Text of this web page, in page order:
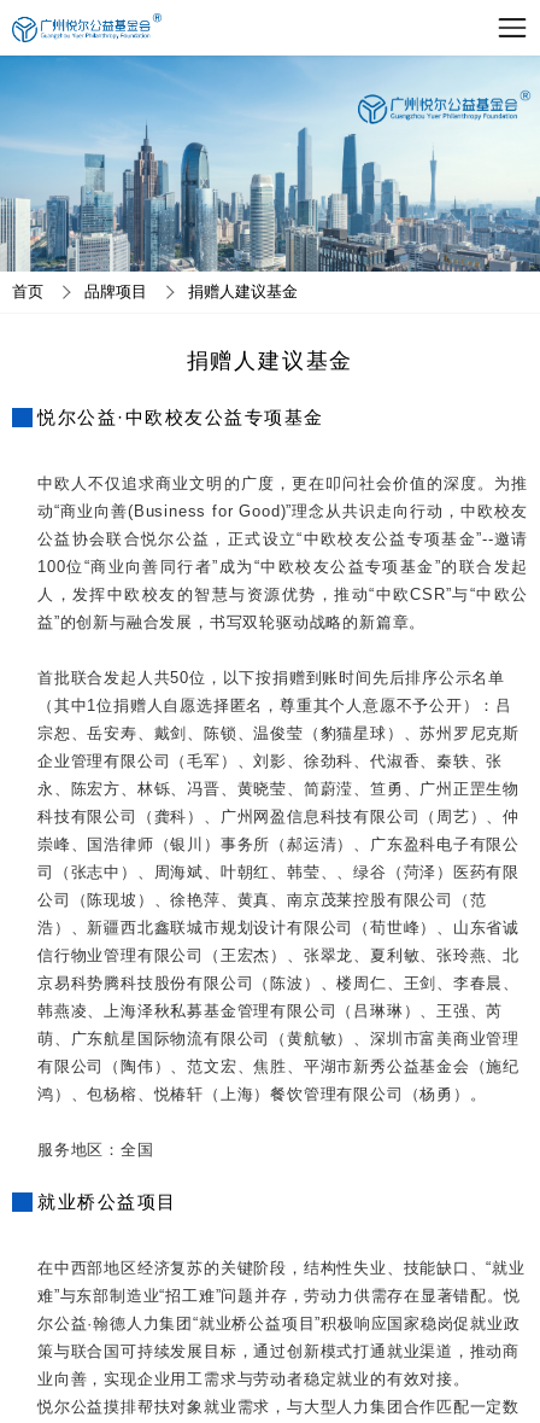
首页 品牌项目 捐赠人建议基金
捐赠人建议基金
悦尔公益·中欧校友公益专项基金
中欧人不仅追求商业文明的广度，更在叩问社会价值的深度。为推
动“商业向善(Business for Good)”理念从共识走向行动，中欧校友
公益协会联合悦尔公益，正式设立“中欧校友公益专项基金”--邀请
100位“商业向善同行者”成为“中欧校友公益专项基金”的联合发起
人，发挥中欧校友的智慧与资源优势，推动“中欧CSR”与“中欧公
益”的创新与融合发展，书写双轮驱动战略的新篇章。
首批联合发起人共50位，以下按捐赠到账时间先后排序公示名单
（其中1位捐赠人自愿选择匿名，尊重其个人意愿不予公开）：吕
宗恕、岳安寿、戴剑、陈锁、温俊莹（豹猫星球）、苏州罗尼克斯
企业管理有限公司（毛军）、刘影、徐劲科、代淑香、秦轶、张
永、陈宏方、林铄、冯晋、黄晓莹、简蔚滢、笪勇、广州正罡生物
科技有限公司（龚科）、广州网盈信息科技有限公司（周艺）、仲
崇峰、国浩律师（银川）事务所（郝运清）、广东盈科电子有限公
司（张志中）、周海斌、叶朝红、韩莹、、绿谷（菏泽）医药有限
公司（陈现坡）、徐艳萍、黄真、南京茂莱控股有限公司（范
浩）、新疆西北鑫联城市规划设计有限公司（荀世峰）、山东省诚
信行物业管理有限公司（王宏杰）、张翠龙、夏利敏、张玲燕、北
京易科势腾科技股份有限公司（陈波）、楼周仁、王剑、李春晨、
韩燕凌、上海泽秋私募基金管理有限公司（吕琳琳）、王强、芮
萌、广东航星国际物流有限公司（黄航敏）、深圳市富美商业管理
有限公司（陶伟）、范文宏、焦胜、平湖市新秀公益基金会（施纪
鸿）、包杨榕、悦椿轩（上海）餐饮管理有限公司（杨勇）。
服务地区：全国
就业桥公益项目
在中西部地区经济复苏的关键阶段，结构性失业、技能缺口、“就业
难”与东部制造业“招工难”问题并存，劳动力供需存在显著错配。悦
尔公益·翰德人力集团“就业桥公益项目”积极响应国家稳岗促就业政
策与联合国可持续发展目标，通过创新模式打通就业渠道，推动商
业向善，实现企业用工需求与劳动者稳定就业的有效对接。
悦尔公益摸排帮扶对象就业需求，与大型人力集团合作匹配一定数